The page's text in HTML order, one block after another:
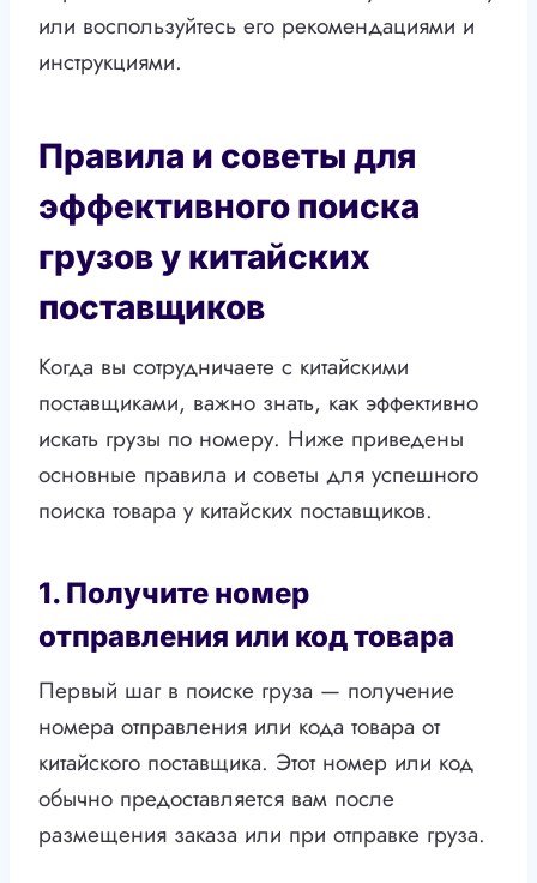
или воспользуйтесь его рекомендациями и
инструкциями.
Правила и советы для
эффективного поиска
грузов у китайских
поставщиков
Когда вы сотрудничаете с китайскими
поставщиками, важно знать, как эффективно
искать грузы по номеру. Ниже приведены
основные правила и советы для успешного
поиска товара у китайских поставщиков.
1. Получите номер
отправления или код товара
Первый шаг в поиске груза — получение
номера отправления или кода товара от
китайского поставщика. Этот номер или код
обычно предоставляется вам после
размещения заказа или при отправке груза.